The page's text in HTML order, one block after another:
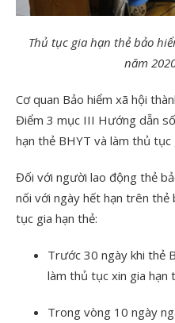
Thủ tục gia hạn thẻ bảo
năm
Cơ quan Bảo hiểm xã hội
Điểm 3 mục III Hướng dẫn
hạn thẻ BHYT và làm thủ tục
Đối với người lao động thẻ
nối với ngày hết hạn trên thẻ
tục gia hạn thẻ:
Trước 30 ngày khi thẻ
làm thủ tục xin gia hạn
Trong vòng 10 ngày